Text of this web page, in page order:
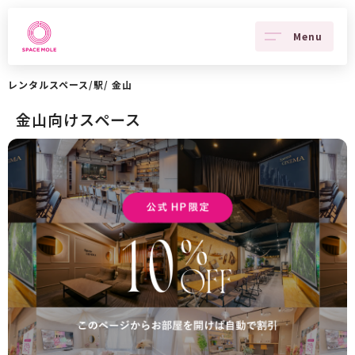
Menu
レンタルスペース/駅/ 金山
金山向けスペース